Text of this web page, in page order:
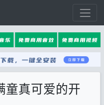
童真可爱的开